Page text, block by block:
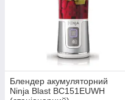
Блендер акумуляторний
Ninja Blast BC151EUWH